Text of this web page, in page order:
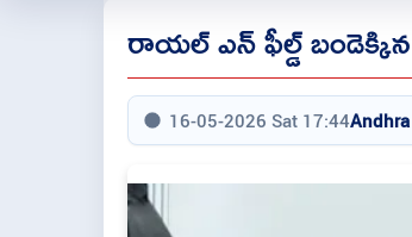
రాయల్ ఎన్ ఫీల్డ్
16-05-2026 Sat 17:44Andhra